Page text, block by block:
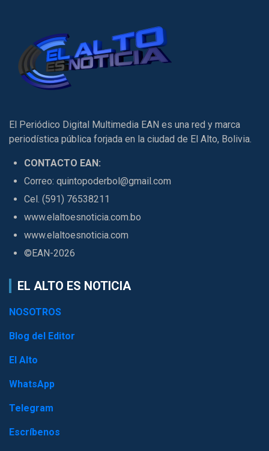
El Periódico Digital Multimedia EAN es una red y marca
periodística pública forjada en la ciudad de El Alto, Bolivia.
CONTACTO EAN:
Correo: quintopoderbol@gmail.com
Cel. (591) 76538211
www.elaltoesnoticia.com.bo
www.elaltoesnoticia.com
©EAN-2026
EL ALTO ES NOTICIA
NOSOTROS
Blog del Editor
El Alto
WhatsApp
Telegram
Escríbenos